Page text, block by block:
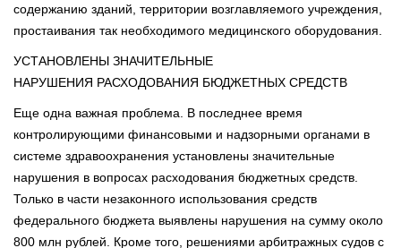
содержанию зданий, территории возглавляемого учреждения,
простаивания так необходимого медицинского оборудования.
УСТАНОВЛЕНЫ ЗНАЧИТЕЛЬНЫЕ
НАРУШЕНИЯ РАСХОДОВАНИЯ БЮДЖЕТНЫХ СРЕДСТВ
Еще одна важная проблема. В последнее время
контролирующими финансовыми и надзорными органами в
системе здравоохранения установлены значительные
нарушения в вопросах расходования бюджетных средств.
Только в части незаконного использования средств
федерального бюджета выявлены нарушения на сумму около
800 млн рублей. Кроме того, решениями арбитражных судов с